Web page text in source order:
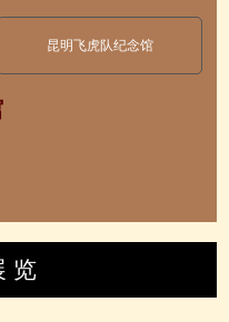
昆明飞虎队纪念馆
览